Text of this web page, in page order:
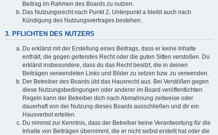
Beitrag im Rahmen des Boards zu nutzen.
Das Nutzungsrecht nach Punkt 2, Unterpunkt a bleibt auch nach
Kündigung des Nutzungsvertrages bestehen.
3. PFLICHTEN DES NUTZERS
Du erklärst mit der Erstellung eines Beitrags, dass er keine Inhalte
enthält, die gegen geltendes Recht oder die guten Sitten verstoßen. Du
erklärst insbesondere, dass du das Recht besitzt, die in deinen
Beiträgen verwendeten Links und Bilder zu setzen bzw. zu verwenden.
Der Betreiber des Boards übt das Hausrecht aus. Bei Verstößen gegen
diese Nutzungsbedingungen oder anderer im Board veröffentlichten
Regeln kann der Betreiber dich nach Abmahnung zeitweise oder
dauerhaft von der Nutzung dieses Boards ausschließen und dir ein
Hausverbot erteilen.
Du nimmst zur Kenntnis, dass der Betreiber keine Verantwortung für die
Inhalte von Beiträgen übernimmt, die er nicht selbst erstellt hat oder die